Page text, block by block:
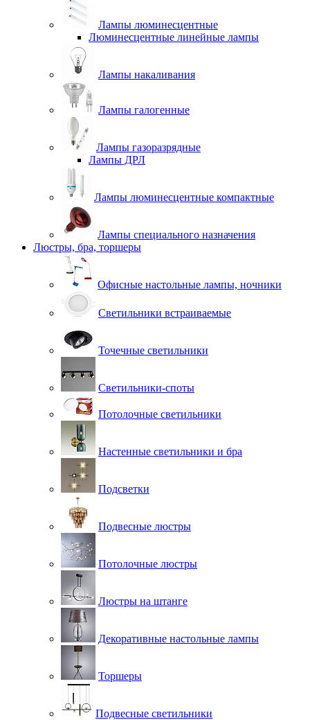
Лампы люминесцентные
Люминесцентные линейные лампы
Лампы накаливания
Лампы галогенные
Лампы газоразрядные
Лампы ДРЛ
Лампы люминесцентные компактные
Лампы специального назначения
Люстры, бра, торшеры
Офисные настольные лампы, ночники
Светильники встраиваемые
Точечные светильники
Светильники-споты
Потолочные светильники
Настенные светильники и бра
Подсветки
Подвесные люстры
Потолочные люстры
Люстры на штанге
Декоративные настольные лампы
Торшеры
Подвесные светильники